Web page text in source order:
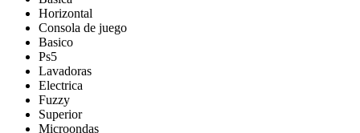
Horizontal
Consola de juego
Basico
Ps5
Lavadoras
Electrica
Fuzzy
Superior
Microondas